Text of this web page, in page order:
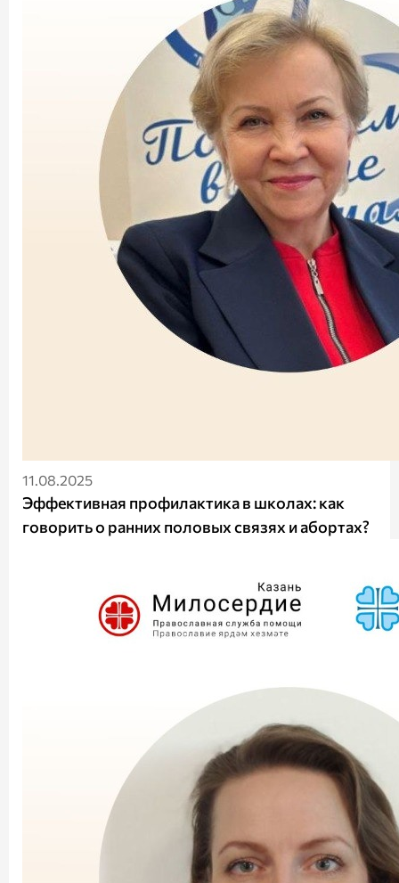
11.08.2025
Эффективная профилактика в школах: как
говорить о ранних половых связях и абортах?